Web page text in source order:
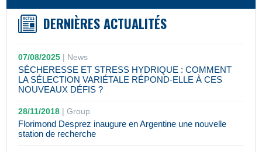
DERNIÈRES ACTUALITÉS
07/08/2025 | News
SÉCHERESSE ET STRESS HYDRIQUE : COMMENT
LA SÉLECTION VARIÉTALE RÉPOND-ELLE À CES
NOUVEAUX DÉFIS ?
28/11/2018 |Group
Florimond Desprez inaugure en Argentine une nouvelle
station de recherche